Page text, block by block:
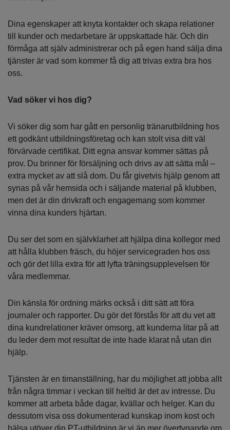
Dina egenskaper att knyta kontakter och skapa relationer
till kunder och medarbetare är uppskattade här. Och din
förmåga att själv administrerar och på egen hand sälja dina
tjänster är vad som kommer få dig att trivas extra bra hos
oss.
Vad söker vi hos dig?
Vi söker dig som har gått en personlig tränarutbildning hos
ett godkänt utbildningsföretag och kan stolt visa ditt väl
förvärvade certifikat. Ditt egna ansvar kommer sättas på
prov. Du brinner för försäljning och drivs av att sätta mål –
extra mycket av att slå dom. Du får givetvis hjälp genom att
synas på vår hemsida och i säljande material på klubben,
men det är din drivkraft och engagemang som kommer
vinna dina kunders hjärtan.
Du ser det som en självklarhet att hjälpa dina kollegor med
att hålla klubben fräsch, du höjer servicegraden hos oss
och gör det lilla extra för att lyfta träningsupplevelsen för
våra medlemmar.
Din känsla för ordning märks också i ditt sätt att föra
journaler och rapporter. Du gör det förstås för att du vet att
dina kundrelationer kräver omsorg, att kunderna litar på att
du leder dem mot resultat de inte hade klarat nå utan din
hjälp.
Tjänsten är en timanställning, har du möjlighet att jobba allt
från några timmar i veckan till heltid är det av intresse. Du
kommer att arbeta både dagar, kvällar och helger. Kan du
dessutom visa oss dokumenterad kunskap inom kost och